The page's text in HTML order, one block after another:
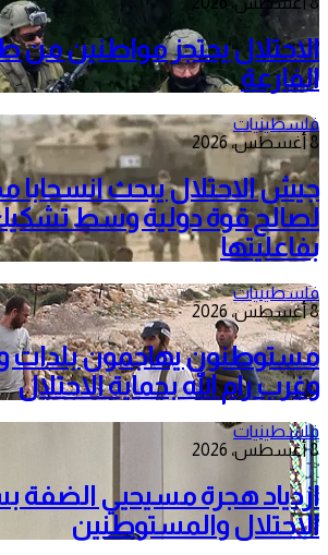
الاحتلال يحتجز مواطنين
الفارعة
فلسطينيات
8 أغسطس، 2026
جيش الاحتلال يبحث انسحابا
لصالح قوة دولية وسط
بفاعليتها
فلسطينيات
8 أغسطس، 2026
مستوطنون يهاجمون بلدات
وغرب رام الله بحماية الاحتلال
فلسطينيات
8 أغسطس، 2026
ازدياد هجرة مسيحيي الضفة
الاحتلال والمستوطنين